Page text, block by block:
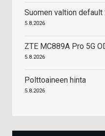
Suomen valtion
5.8.2026
ZTE MC889A Pro 5G
5.8.2026
Polttoaineen hinta
5.8.2026